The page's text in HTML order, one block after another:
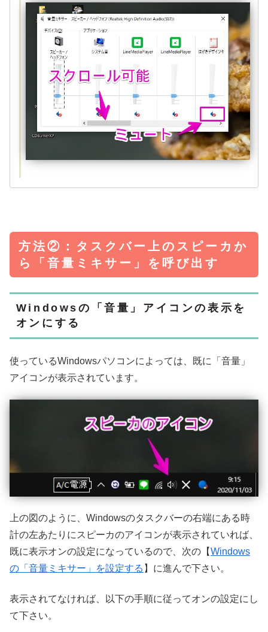
方法②：タスクバー上のスピーカか
ら「音量ミキサー」を呼び出す
Windowsの「音量」アイコンの表示を
オンにする
使っているWindowsパソコンによっては、既に「音量」
アイコンが表示されています。
上の図のように、Windowsのタスクバーの右端にある時
計の左あたりにスピーカのアイコンが表示されていれば、
既に表示オンの設定になっているので、次の【Windows
の「音量ミキサー」を設定する 】に進んで下さい。
表示されてなければ、以下の手順に従ってオンの設定にし
て下さい。